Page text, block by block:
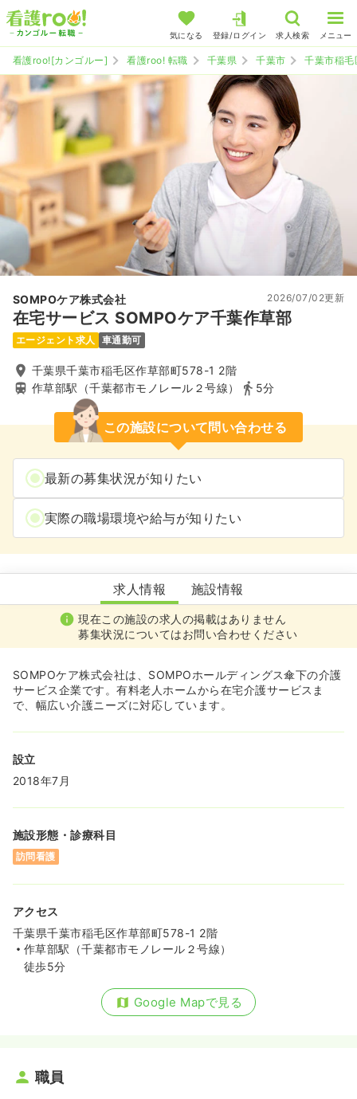
気になる 登録/ログイン 求人検索 メニュー
看護roo![カンゴルー] 看護roo! 転職 千葉県 千葉市 千葉市稲毛
SOMPOケア株式会社
在宅サービス SOMPOケア千葉作草部
2026/07/02更新
エージェント求人 車通勤可
千葉県千葉市稲毛区作草部町578-1 2階
作草部駅（千葉都市モノレール２号線）
5分
この施設について問い合わせる
最新の募集状況が知りたい
実際の職場環境や給与が知りたい
在宅サービス SOMPOケア千葉作草部
求人情報 施設情報
現在この施設の求人の掲載はありません
募集状況についてはお問い合わせください
SOMPOケア株式会社は、SOMPOホールディングス傘下の介護
サービス企業です。有料老人ホームから在宅介護サービスま
で、幅広い介護ニーズに対応しています。
設立
2018年7月
施設形態・診療科目
訪問看護
アクセス
千葉県千葉市稲毛区作草部町578-1 2階
作草部駅（千葉都市モノレール２号線）
徒歩5分
Google Mapで見る
職員